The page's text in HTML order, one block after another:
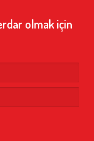
olmak için